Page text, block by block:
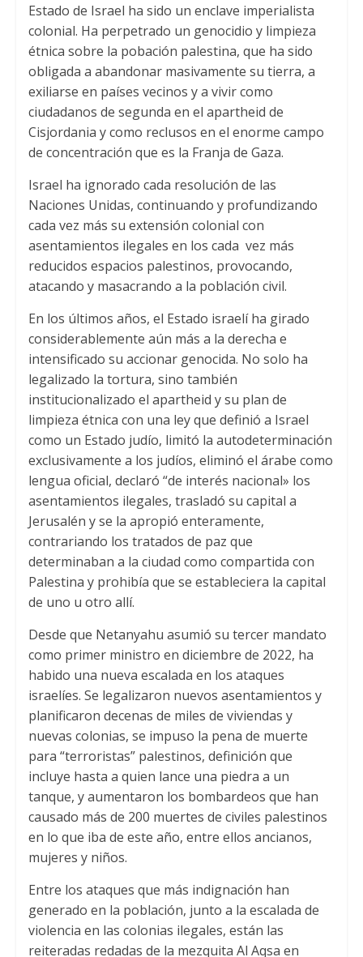
Estado de Israel ha sido un enclave imperialista
colonial. Ha perpetrado un genocidio y limpieza
étnica sobre la pobación palestina, que ha sido
obligada a abandonar masivamente su tierra, a
exiliarse en países vecinos y a vivir como
ciudadanos de segunda en el apartheid de
Cisjordania y como reclusos en el enorme campo
de concentración que es la Franja de Gaza.
Israel ha ignorado cada resolución de las
Naciones Unidas, continuando y profundizando
cada vez más su extensión colonial con
asentamientos ilegales en los cada vez más
reducidos espacios palestinos, provocando,
atacando y masacrando a la población civil.
En los últimos años, el Estado israelí ha girado
considerablemente aún más a la derecha e
intensificado su accionar genocida. No solo ha
legalizado la tortura, sino también
institucionalizado el apartheid y su plan de
limpieza étnica con una ley que definió a Israel
como un Estado judío, limitó la autodeterminación
exclusivamente a los judíos, eliminó el árabe como
lengua oficial, declaró “de interés nacional» los
asentamientos ilegales, trasladó su capital a
Jerusalén y se la apropió enteramente,
contrariando los tratados de paz que
determinaban a la ciudad como compartida con
Palestina y prohibía que se estableciera la capital
de uno u otro allí.
Desde que Netanyahu asumió su tercer mandato
como primer ministro en diciembre de 2022, ha
habido una nueva escalada en los ataques
israelíes. Se legalizaron nuevos asentamientos y
planificaron decenas de miles de viviendas y
nuevas colonias, se impuso la pena de muerte
para “terroristas” palestinos, definición que
incluye hasta a quien lance una piedra a un
tanque, y aumentaron los bombardeos que han
causado más de 200 muertes de civiles palestinos
en lo que iba de este año, entre ellos ancianos,
mujeres y niños.
Entre los ataques que más indignación han
generado en la población, junto a la escalada de
violencia en las colonias ilegales, están las
reiteradas redadas de la mezquita Al Aqsa en